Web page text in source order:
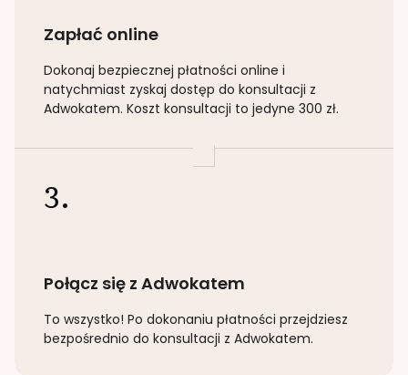
Zapłać online
Dokonaj bezpiecznej płatności online i
natychmiast zyskaj dostęp do konsultacji z
Adwokatem. Koszt konsultacji to jedyne 300 zł.
3.
Połącz się z Adwokatem
To wszystko! Po dokonaniu płatności przejdziesz
bezpośrednio do konsultacji z Adwokatem.